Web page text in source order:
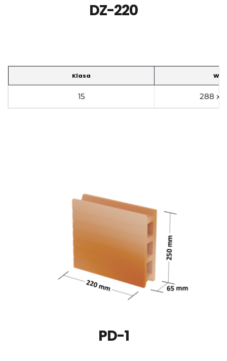
DZ-220
Klasa
15 288 x
PD-1